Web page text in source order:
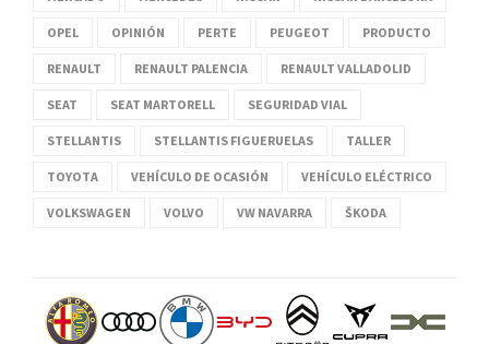
OPEL OPINIÓN PERTE PEUGEOT PRODUCTO
RENAULT RENAULT PALENCIA RENAULT VALLADOLID
SEAT SEAT MARTORELL SEGURIDAD VIAL
STELLANTIS STELLANTIS FIGUERUELAS TALLER
TOYOTA VEHÍCULO DE OCASIÓN VEHÍCULO ELÉCTRICO
VOLKSWAGEN VOLVO VW NAVARRA ŠKODA